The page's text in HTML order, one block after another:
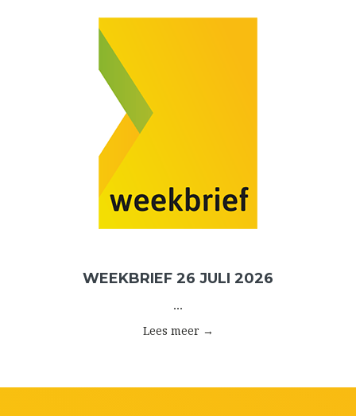
WEEKBRIEF 26 JULI 2026
...
Lees meer →